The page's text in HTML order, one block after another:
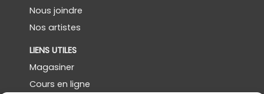
Nous joindre
Nos artistes
LIENS UTILES
Magasiner
Cours en ligne